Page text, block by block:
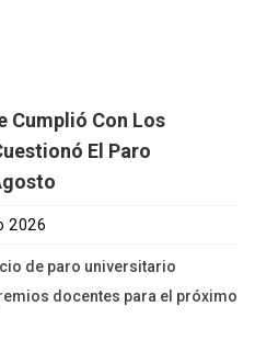
Cumplió Con Los
El Paro
2026
de paro universitario
docentes para el próximo